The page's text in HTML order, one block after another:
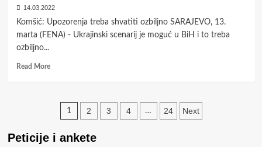
u
Evropi
promijenjena
14.03.2022
Komšić: Upozorenja treba shvatiti ozbiljno SARAJEVO, 13.
marta (FENA) - Ukrajinski scenarij je moguć u BiH i to treba
ozbiljno...
Read MoreRead
Komšić
sesiji
Kruga
Posts
pagination
1 2 3 4 … 24 Next
Peticije i ankete